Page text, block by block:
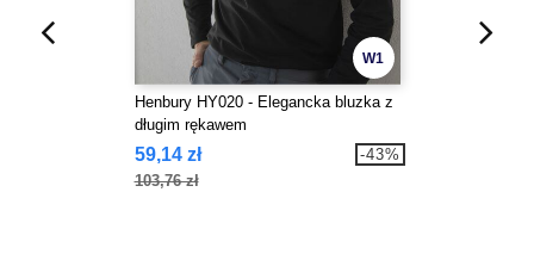
W1
Henbury HY020 - Elegancka bluzka z
długim rękawem
59,14 zł
103,76 zł
-43%